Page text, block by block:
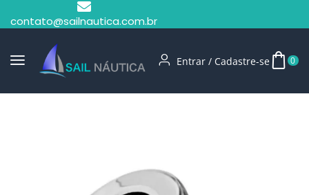
contato@sailnautica.com.br
Entrar / Cadastre-se 0